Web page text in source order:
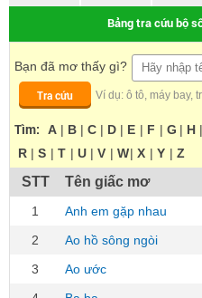
Bảng tra cứu bộ
Bạn đã mơ thấy gì?
Tra cứu
Ví dụ: ô tô, máy bay,
Tìm: A | B | C | D | E | F | G | H |
R | S | T | U | V | W| X | Y | Z
STT Tên giấc mơ
1 Anh em gặp nhau
2
Ao hồ sông ngòi
3
Ao ước